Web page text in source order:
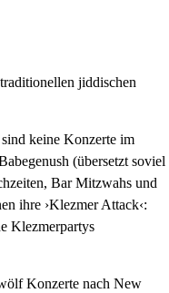
jiddischen
keine Konzerte im
(übersetzt soviel
Bar Mitzwahs und
ihre ›Klezmer Attack‹:
Klezmerpartys
Konzerte nach New